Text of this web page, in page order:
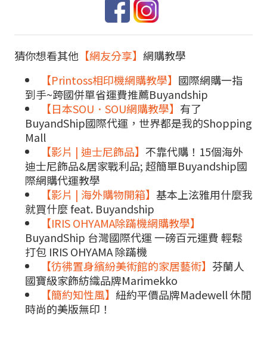
猜你想看其他 【網友分享】 網購教學
【Printoss相印機網購教學】 國際網購一指
到手~跨國併單省運費推薦Buyandship
【日本SOU．SOU網購教學】 有了
BuyandShip國際代運，世界都是我的Shopping
Mall
【影片 | 迪士尼飾品】 不靠代購！15個海外
迪士尼飾品&居家戰利品; 超簡單Buyandship國
際網購代運教學
【影片 | 海外購物開箱】 基本上泫雅用什麼我
就買什麼 feat. Buyandship
【IRIS OHYAMA除蹣機網購教學】
BuyandShip 台灣國際代運 一磅百元運費 輕鬆
打包 IRIS OHYAMA 除蹣機
【彷彿置身繽紛美術館的家居藝術】 芬蘭人
國寶級家飾紡織品牌Marimekko
【簡約知性風】 紐約平價品牌Madewell 休閒
時尚的美版無印！